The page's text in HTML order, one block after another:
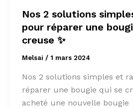
Nos 2 solutions
pour réparer une
creuse ✨
Melsai / 1 mars 2024
Nos 2 solutions simples et
réparer une bougie qui se
acheté une nouvelle bougie